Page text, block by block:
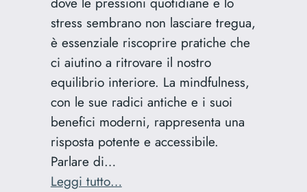
la
società
stress sembrano non lasciare tregua,
è essenziale riscoprire pratiche che
ci aiutino a ritrovare il nostro
equilibrio interiore. La mindfulness,
con le sue radici antiche e i suoi
benefici moderni, rappresenta una
risposta potente e accessibile.
Parlare di…
Leggi tutto…: